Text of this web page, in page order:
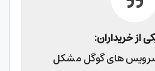
از خریداران:
سرویس های گوگل مشکل